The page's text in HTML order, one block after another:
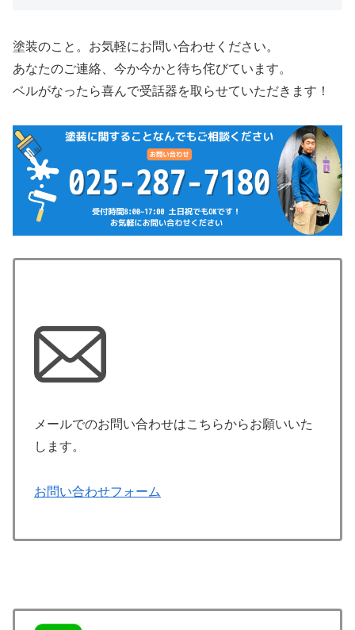
塗装のこと。お気軽にお問い合わせください。
あなたのご連絡、今か今かと待ち侘びています。
ベルがなったら喜んで受話器を取らせていただきます！
メールでのお問い合わせはこちらからお願いいた
します。
お問い合わせフォーム